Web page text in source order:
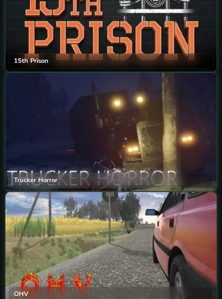
15th Prison
Trucker Horror
OHV